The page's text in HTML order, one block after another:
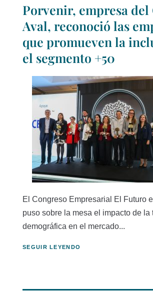
Porvenir, empresa del
Aval, reconoció las
que promueven la
el segmento +50
El Congreso Empresarial El Futuro
puso sobre la mesa el impacto de la
demográfica en el mercado...
SEGUIR LEYENDO